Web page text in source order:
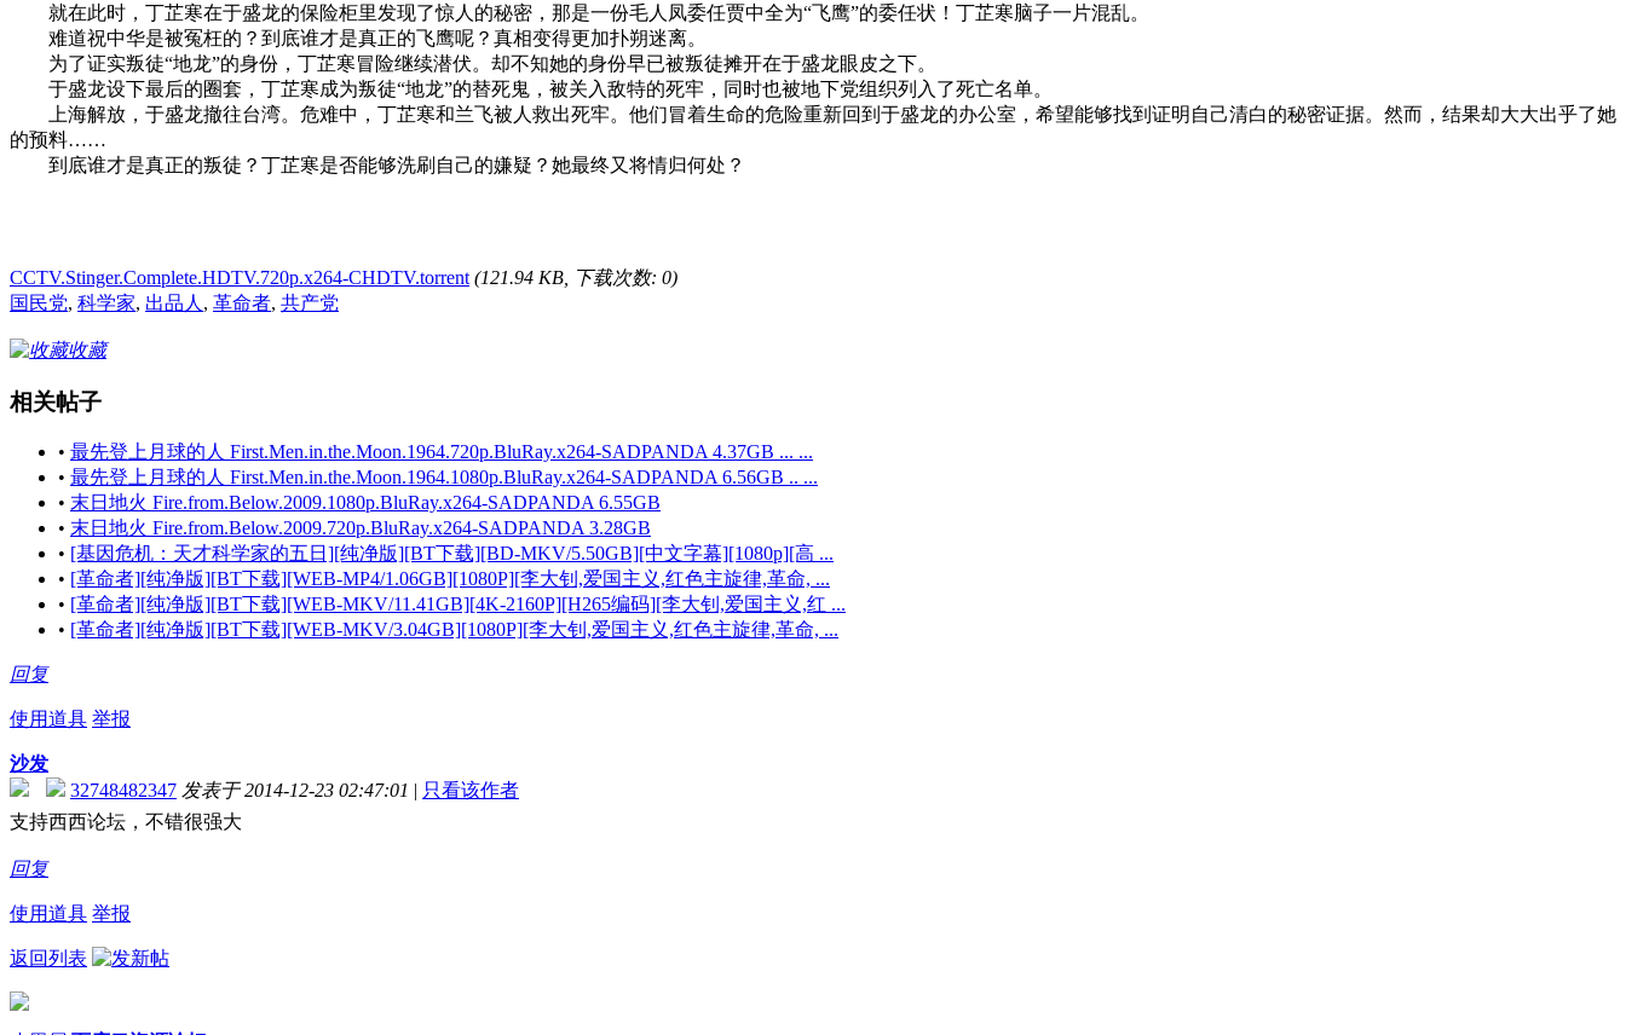
就在此时，丁芷寒在于盛龙的保险柜里发现了惊人的秘密，那是一份毛人凤委任贾中全为“飞鹰”的委任状！丁芷寒脑子一片混乱。
难道祝中华是被冤枉的？到底谁才是真正的飞鹰呢？真相变得更加扑朔迷离。
为了证实叛徒“地龙”的身份，丁芷寒冒险继续潜伏。却不知她的身份早已被叛徒摊开在于盛龙眼皮之下。
于盛龙设下最后的圈套，丁芷寒成为叛徒“地龙”的替死鬼，被关入敌特的死牢，同时也被地下党组织列入了死亡名单。
上海解放，于盛龙撤往台湾。危难中，丁芷寒和兰飞被人救出死牢。他们冒着生命的危险重新回到于盛龙的办公室，希望能够找到证明自己清白的秘密证据。然而，结果却大大出乎了她
的预料……
到底谁才是真正的叛徒？丁芷寒是否能够洗刷自己的嫌疑？她最终又将情归何处？
CCTV.Stinger.Complete.HDTV.720p.x264-CHDTV.torrent (121.94 KB, 下载次数: 0)
国民党, 科学家, 出品人 , 革命者, 共产党
收藏
相关帖子
• 最先登上月球的人 First.Men.in.the.Moon.1964.720p.BluRay.x264-SADPANDA 4.37GB ... ...
• 最先登上月球的人 First.Men.in.the.Moon.1964.1080p.BluRay.x264-SADPANDA 6.56GB .. ...
• 末日地火 Fire.from.Below.2009.1080p.BluRay.x264-SADPANDA 6.55GB
• 末日地火 Fire.from.Below.2009.720p.BluRay.x264-SADPANDA 3.28GB
• [基因危机：天才科学家的五日][纯净版][BT下载][BD-MKV/5.50GB][中文字幕][1080p][高 ...
• [革命者][纯净版][BT下载][WEB-MP4/1.06GB][1080P][李大钊,爱国主义,红色主旋律,革命, ...
• [革命者][纯净版][BT下载][WEB-MKV/11.41GB][4K-2160P][H265编码][李大钊,爱国主义,红 ...
• [革命者][纯净版][BT下载][WEB-MKV/3.04GB][1080P][李大钊,爱国主义,红色主旋律,革命, ...
回复
使用道具 举报
沙发
32748482347 发表于 2014-12-23 02:47:01 | 只看该作者
支持西西论坛，不错很强大
回复
使用道具 举报
返回列表